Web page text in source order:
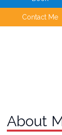
Contact Me
About